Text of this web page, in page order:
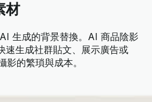
材
生成的背景替換。AI 商品陰影
速生成社群貼文、展示廣告或
的繁瑣與成本。